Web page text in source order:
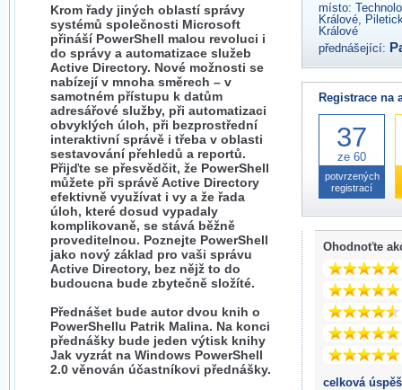
Krom řady jiných oblastí správy
systémů společnosti Microsoft
přináší PowerShell malou revoluci i
do správy a automatizace služeb
Active Directory. Nové možnosti se
nabízejí v mnoha směrech – v
samotném přístupu k datům
adresářové služby, při automatizaci
obvyklých úloh, při bezprostřední
interaktivní správě i třeba v oblasti
sestavování přehledů a reportů.
Přijďte se přesvědčit, že PowerShell
můžete při správě Active Directory
efektivně využívat i vy a že řada
úloh, které dosud vypadaly
komplikovaně, se stává běžně
proveditelnou. Poznejte PowerShell
jako nový základ pro vaši správu
Active Directory, bez nějž to do
budoucna bude zbytečně složíté.
Přednášet bude autor dvou knih o
PowerShellu Patrik Malina. Na konci
přednášky bude jeden výtisk knihy
Jak vyzrát na Windows PowerShell
2.0 věnován účastníkovi přednášky.
místo:
Králové,
Králové
přednášející:
Registrace na
37
ze 60
potvrzených
registrací
Ohodnoťte
celková